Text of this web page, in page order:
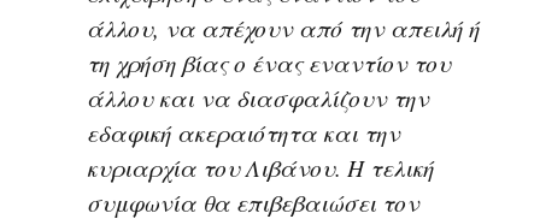
άλλου, να απέχουν από την απειλή ή
τη χρήση βίας ο ένας εναντίον του
άλλου και να διασφαλίζουν την
εδαφική ακεραιότητα και την
κυριαρχία του Λιβάνου. Η τελική
συμφωνία θα επιβεβαιώσει τον